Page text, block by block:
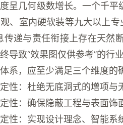
呈几何级数增长。一个千
、室内硬软装等九大以上
传递与责任衔接上存在天然
导致“效果图仅供参考”的行业
系，应至少满足三个维度的
性：杜绝无底洞式的增项与
性：确保隐蔽工程与表面饰
性：实现设计理念、智能系